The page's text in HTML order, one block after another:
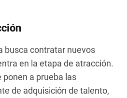
busca contratar nuevos
en la etapa de atracción.
ponen a prueba las
de adquisición de talento,